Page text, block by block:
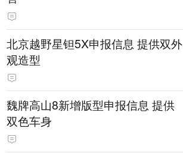
北京越野星钽5X申报信息 提供双外
观造型
魏牌高山8新增版型申报信息 提供
双色车身